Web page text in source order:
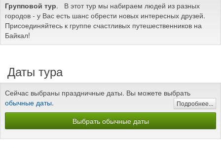
Групповой тур. В этот тур мы набираем людей из разных
городов - у Вас есть шанс обрести новых интересных друзей.
Присоединяйтесь к группе счастливых путешественников на
Байкал!
Даты тура
Сейчас выбраны праздничные даты. Вы можете выбрать
обычные даты. Подробнее...
Выбрать обычные даты